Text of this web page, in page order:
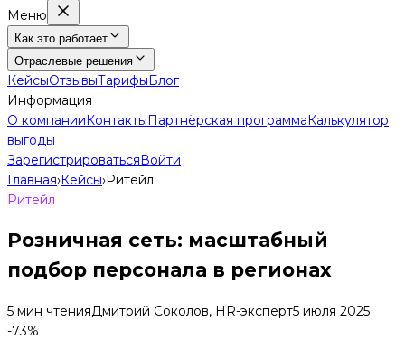
Меню
Как это работает
Отраслевые решения
КейсыОтзывыТарифыБлог
Информация
О компанииКонтактыПартнёрская программаКалькулятор
выгоды
ЗарегистрироватьсяВойти
Главная›Кейсы›Ритейл
Ритейл
Розничная сеть: масштабный
подбор персонала в регионах
5 мин чтенияДмитрий Соколов, HR-эксперт5 июля 2025
-73%